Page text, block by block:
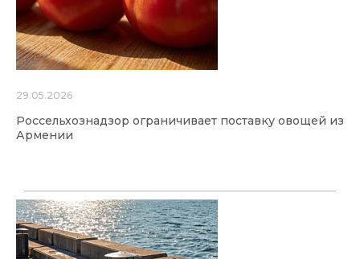
29.05.2026
Россельхознадзор ограничивает поставку овощей из
Армении